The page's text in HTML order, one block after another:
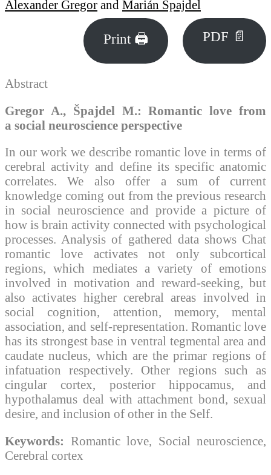
Alexander Gregor and Marián Špajdel
Print 🖨 PDF 📄
Abstract
Gregor A., Špajdel M.:Romantic love from
a social neuroscience perspective
In our work we describe romantic love in terms of
cerebral activity and define its specific anatomic
correlates. We also offer a sum of current
knowledge coming out from the previous research
in social neuroscience and provide a picture of
how is brain activity connected with psychological
processes. Analysis of gathered data shows Chat
romantic love activates not only subcortical
regions, which mediates a variety of emotions
involved in motivation and reward-seeking, but
also activates higher cerebral areas involved in
social cognition, attention, memory, mental
association, and self-representation. Romantic love
has its strongest base in ventral tegmental area and
caudate nucleus, which are the primar regions of
infatuation respectively. Other regions such as
cingular cortex, posterior hippocamus, and
hypothalamus deal with attachment bond, sexual
desire, and inclusion of other in the Self.
Keywords: Romantic love, Social neuroscience,
Cerebral cortex